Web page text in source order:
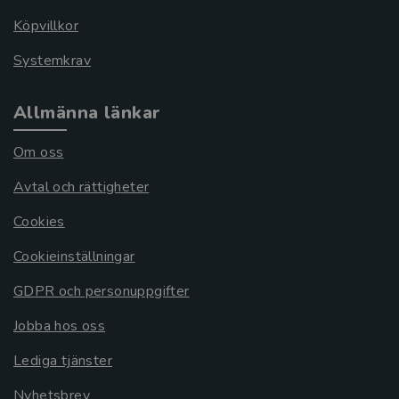
Köpvillkor
Systemkrav
Allmänna länkar
Om oss
Avtal och rättigheter
Cookies
Cookieinställningar
GDPR och personuppgifter
Jobba hos oss
Lediga tjänster